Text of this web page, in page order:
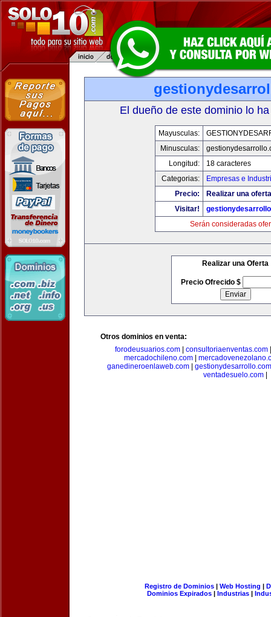
El dueño de este dominio lo
Mayusculas:
Minusculas:
Longitud:
18 caracteres
Categorias:
Empresas e
Precio:
Realizar una
Visitar!
Serán consideradas
Realizar una Oferta
Precio Ofrecido $
Otros dominios en venta:
forodeusuarios.com
consultoriaenventas.com
mercadochileno.com
ganedineroenlaweb.com
gestionydesarrollo.com
ventadesuelo.com
Registro de Dominios| Web Hosting |
Dominios Expirados | Industrias |